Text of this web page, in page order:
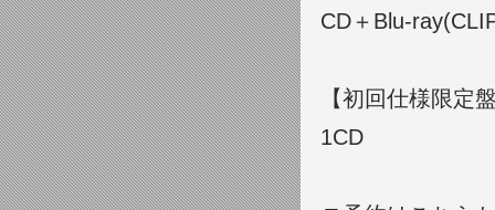
CD＋Blu-
【初回仕様限定
1CD